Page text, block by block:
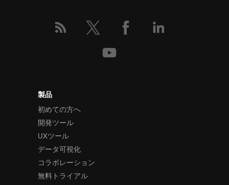
製品
初めての方へ
開発ツール
UXツール
データ可視化
コラボレーション
無料トライアル